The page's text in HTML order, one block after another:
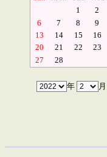
1
2
6
7 8 9
13
14 15 16
20
21 22 23
27
28
年 月